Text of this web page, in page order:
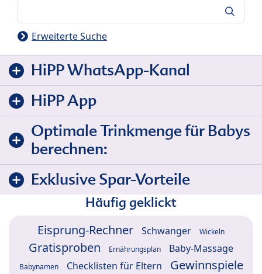
Erweiterte Suche
HiPP WhatsApp-Kanal
HiPP App
Optimale Trinkmenge für Babys
berechnen:
Exklusive Spar-Vorteile
Häufig geklickt
Eisprung-Rechner Schwanger Wickeln
Gratisproben Ernährungsplan Baby-Massage
Babynamen Checklisten für Eltern
Gewinnspiele